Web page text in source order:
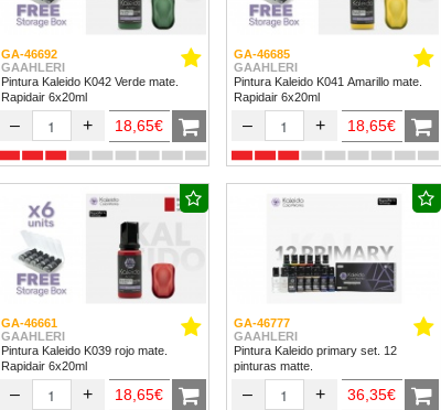
GA-46692
GAAHLERI
Pintura Kaleido K042 Verde mate.
Rapidair 6x20ml
– + 18,65€
GA-46685
GAAHLERI
Pintura Kaleido K041 Amarillo mate.
Rapidair 6x20ml
– + 18,65€
GA-46661
GAAHLERI
Pintura Kaleido K039 rojo mate.
Rapidair 6x20ml
– + 18,65€
GA-46777
GAAHLERI
Pintura Kaleido primary set. 12
pinturas matte.
– + 36,35€